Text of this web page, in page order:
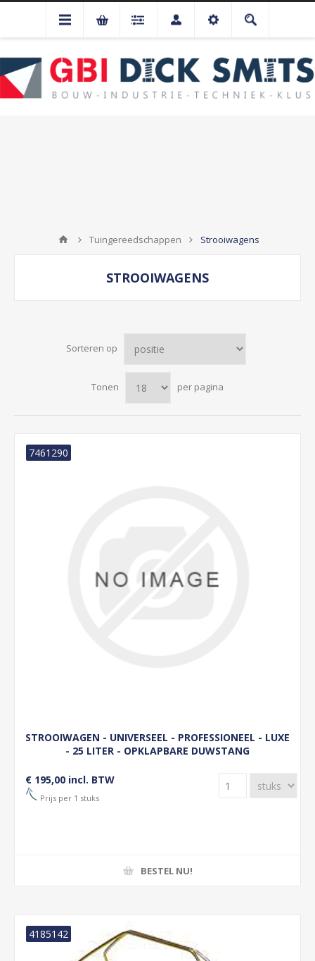
Tuingereedschappen Strooiwagens
STROOIWAGENS
Sorteren op
Tonen per pagina
STROOIWAGEN - UNIVERSEEL - PROFESSIONEEL - LUXE
- 25 LITER - OPKLAPBARE DUWSTANG
7461290
€ 195,00 incl. BTW
Prijs per 1 stuks
BESTEL NU!
4185142